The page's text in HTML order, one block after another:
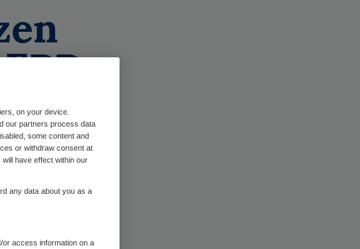
on your device.
our partners process data
some content and
or withdraw consent at
have effect within our
any data about you as a
access information on a